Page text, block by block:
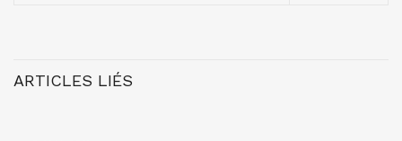
ARTICLES LIÉS